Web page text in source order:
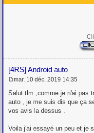
[4RS] Android auto
e
s
s
a
e
mar. 10 déc. 2019 14:35
Salut tlm ,comme je n'ai pas
auto , je me suis dis que ça
vos avis la dessus .
Voila j'ai essayé un peu et je